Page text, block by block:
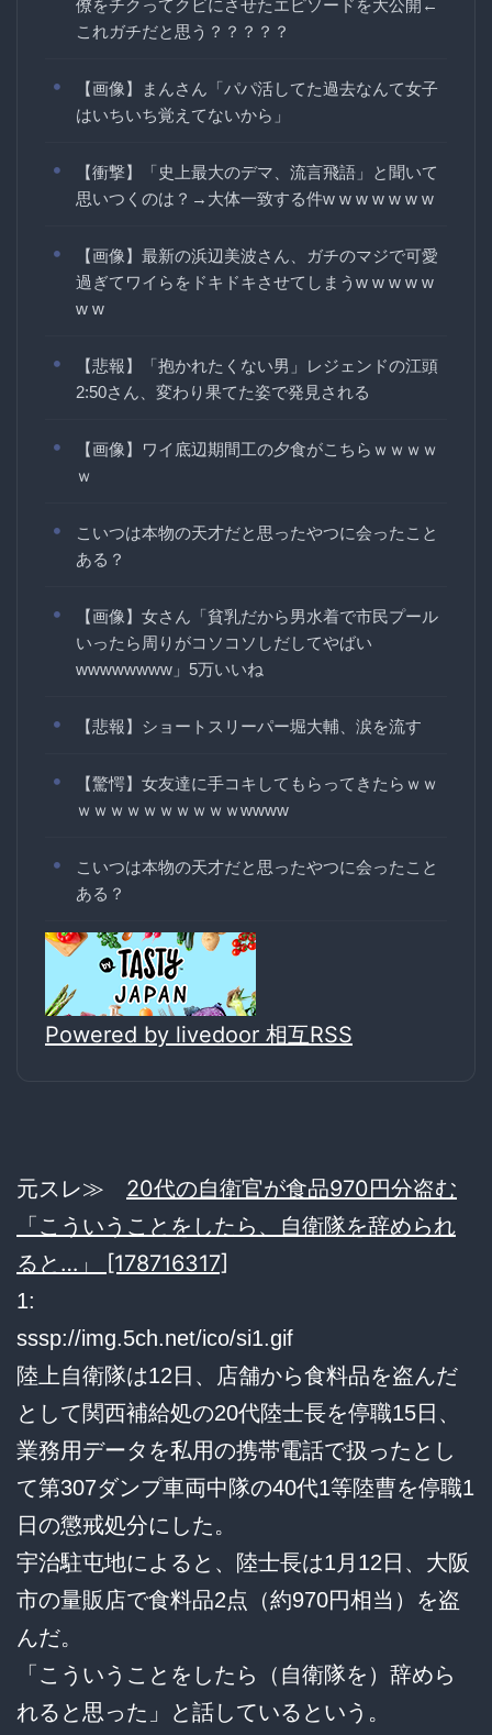
僚をチクってクビにさせたエピソードを大公開←
これガチだと思う？？？？？
【画像】まんさん「パパ活してた過去なんて女子
はいちいち覚えてないから」
【衝撃】「史上最大のデマ、流言飛語」と聞いて
思いつくのは？→大体一致する件w w w w w w w
【画像】最新の浜辺美波さん、ガチのマジで可愛
過ぎてワイらをドキドキさせてしまうw w w w w
w w
【悲報】「抱かれたくない男」レジェンドの江頭
2:50さん、変わり果てた姿で発見される
【画像】ワイ底辺期間工の夕食がこちらｗｗｗｗ
ｗ
こいつは本物の天才だと思ったやつに会ったこと
ある？
【画像】女さん「貧乳だから男水着で市民プール
いったら周りがコソコソしだしてやばい
wwwwwwww」5万いいね
【悲報】ショートスリーパー堀大輔、涙を流す
【驚愕】女友達に手コキしてもらってきたらｗｗ
ｗｗｗｗｗｗｗｗｗｗwwww
こいつは本物の天才だと思ったやつに会ったこと
ある？
Powered by livedoor 相互RSS
元スレ≫ 20代の自衛官が食品970円分盗む
「こういうことをしたら、自衛隊を辞められ
ると…」 [178716317]
1:
sssp://img.5ch.net/ico/si1.gif
陸上自衛隊は12日、店舗から食料品を盗んだ
として関西補給処の20代陸士長を停職15日、
業務用データを私用の携帯電話で扱ったとし
て第307ダンプ車両中隊の40代1等陸曹を停職1
日の懲戒処分にした。
宇治駐屯地によると、陸士長は1月12日、大阪
市の量販店で食料品2点（約970円相当）を盗
んだ。
「こういうことをしたら（自衛隊を）辞めら
れると思った」と話しているという。